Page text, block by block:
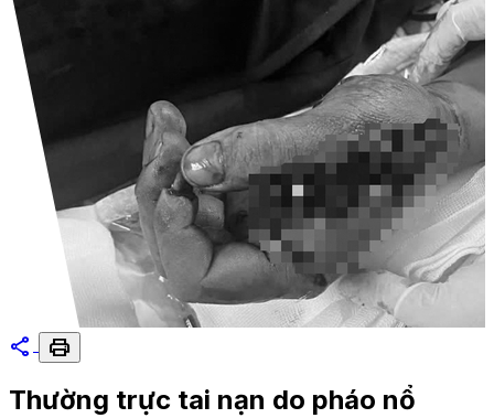
share print
Thường trực tai nạn do pháo nổ